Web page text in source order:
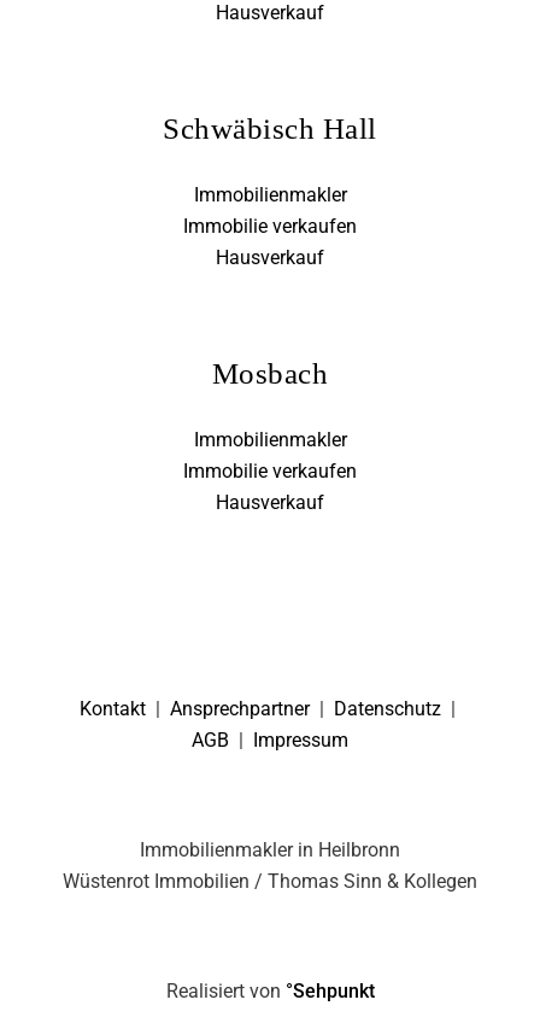
Hausverkauf
Schwäbisch Hall
Immobilienmakler
Immobilie verkaufen
Hausverkauf
Mosbach
Immobilienmakler
Immobilie verkaufen
Hausverkauf
Kontakt Ansprechpartner| Datenschutz
AGB
Impressum
Immobilienmakler in Heilbronn
Wüstenrot Immobilien / Thomas Sinn & Kollegen
Realisiert von °Sehpunkt